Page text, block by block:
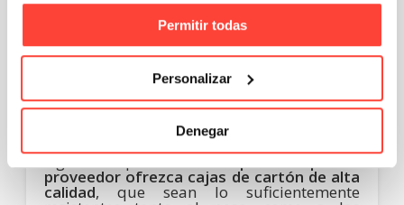
Permitir todas
Personalizar
Denegar
lujo para ocasiones especiales, eventos o
regalos en los que necesitas dar la imagen
más distinguida y diferenciadora de tu
marca.
Cajas de cartón de alta calidad
Confirmada la venta al por mayor, el
siguiente paso escomprobar que el
proveedor ofrezca cajas de cartón de alta
calidad, que sean lo suficientemente